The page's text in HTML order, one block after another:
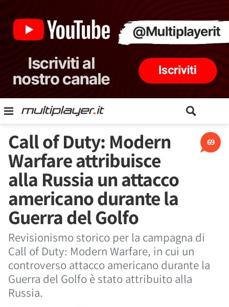
69
Call of Duty: Modern
Warfare attribuisce
alla Russia un attacco
americano durante la
Guerra del Golfo
Revisionismo storico per la campagna di
Call of Duty: Modern Warfare, in cui un
controverso attacco americano durante la
Guerra del Golfo è stato attribuito alla
Russia.